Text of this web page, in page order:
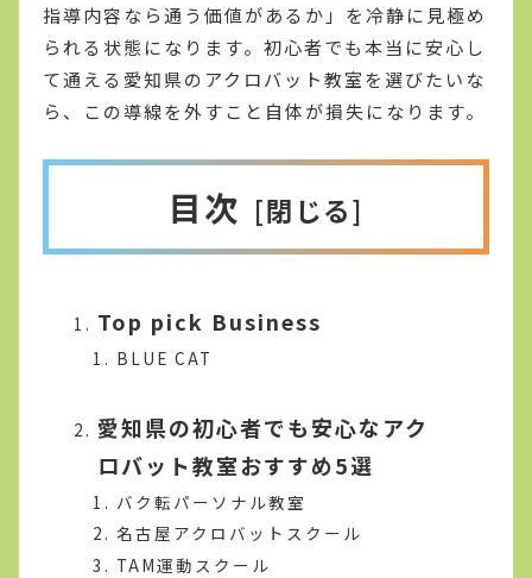
指導内容なら通う価値があるか」を冷静に見極め
られる状態になります。初心者でも本当に安心し
て通える愛知県のアクロバット教室を選びたいな
ら、この導線を外すこと自体が損失になります。
目次
Top pick Business
BLUE CAT
愛知県の初心者でも安心なアク
ロバット教室おすすめ5選
バク転パーソナル教室
名古屋アクロバットスクール
TAM運動スクール